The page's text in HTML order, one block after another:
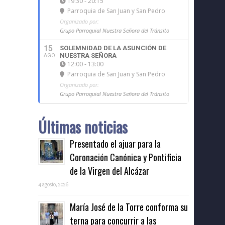
Parroquia de San Juan y San Pedro
Organizado por:
Grupo Parroquial Nuestra Señora del Tránsito
15
AGO
SOLEMNIDAD DE LA ASUNCIÓN DE
NUESTRA SEÑORA
12:00 - 13:00
Parroquia de San Juan y San Pedro
Organizado por:
Grupo Parroquial Nuestra Señora del Tránsito
Últimas noticias
Presentado el ajuar para la
Coronación Canónica y Pontificia
de la Virgen del Alcázar
4 agosto, 2026
María José de la Torre conforma su
terna para concurrir a las